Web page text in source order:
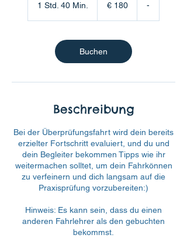
1 Std. 40 Min.
d
4
0
i
.
€ 180 -
Buchen
Beschreibung
Bei der Überprüfungsfahrt wird dein bereits
erzielter Fortschritt evaluiert, und du und
dein Begleiter bekommen Tipps wie ihr
weitermachen solltet, um dein Fahrkönnen
zu verfeinern und dich langsam auf die
Praxisprüfung vorzubereiten:)
Hinweis: Es kann sein, dass du einen
anderen Fahrlehrer als den gebuchten
bekommst.